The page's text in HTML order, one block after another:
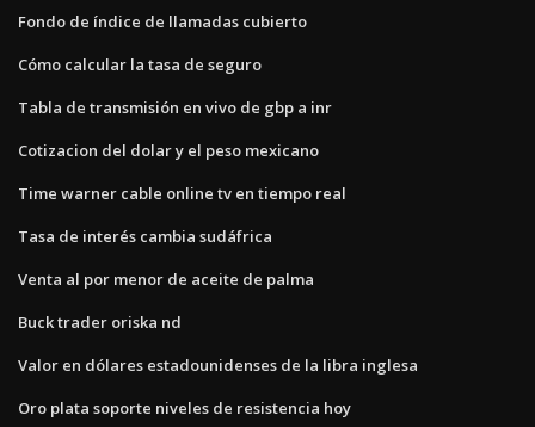
Fondo de índice de llamadas cubierto
Cómo calcular la tasa de seguro
Tabla de transmisión en vivo de gbp a inr
Cotizacion del dolar y el peso mexicano
Time warner cable online tv en tiempo real
Tasa de interés cambia sudáfrica
Venta al por menor de aceite de palma
Buck trader oriska nd
Valor en dólares estadounidenses de la libra inglesa
Oro plata soporte niveles de resistencia hoy